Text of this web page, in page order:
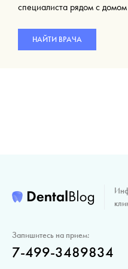
специалиста рядом с
НАЙТИ ВРАЧА
Запишитесь на прием:
7-499-3489834